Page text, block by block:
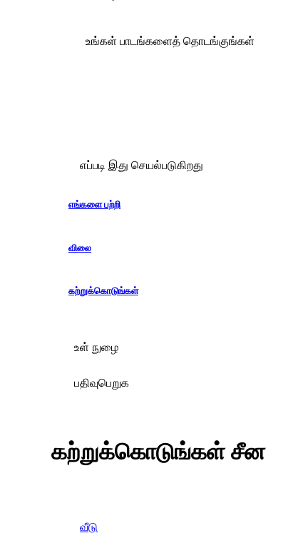
உங்கள் பாடங்களைத் தொடங்குங்கள்
எப்படி இது செயல்படுகிறது
எங்களை பற்றி
விலை
கற்றுக்கொடுங்கள்
உள் நுழை
பதிவுபெறுக
கற்றுக்கொடுங்கள் சீன
வீடு